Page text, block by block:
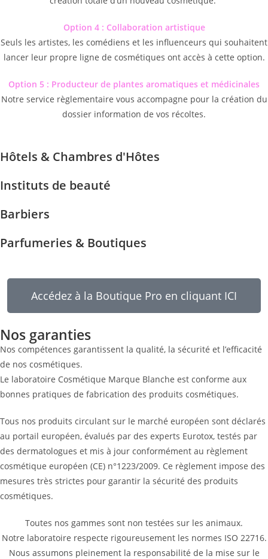
Option 4 : Collaboration artistique
Seuls les artistes, les comédiens et les influenceurs qui souhaitent
lancer leur propre ligne de cosmétiques ont accès à cette option.
Option 5 : Producteur de plantes aromatiques et médicinales
Notre service règlementaire vous accompagne pour la création du
dossier information de vos récoltes.
Hôtels & Chambres d'Hôtes
Instituts de beauté
Barbiers
Parfumeries & Boutiques
Accédez à la Boutique Pro en cliquant ICI
Nos garanties
Nos compétences garantissent la qualité, la sécurité et l’efficacité
de nos cosmétiques.
Le laboratoire Cosmétique Marque Blanche est conforme aux
bonnes pratiques de fabrication des produits cosmétiques.
Tous nos produits circulant sur le marché européen sont déclarés
au portail européen, évalués par des experts Eurotox, testés par
des dermatologues et mis à jour conformément au règlement
cosmétique européen (CE) n°1223/2009. Ce règlement impose des
mesures très strictes pour garantir la sécurité des produits
cosmétiques.
Toutes nos gammes sont non testées sur les animaux.
Notre laboratoire respecte rigoureusement les normes ISO 22716.
Nous assumons pleinement la responsabilité de la mise sur le